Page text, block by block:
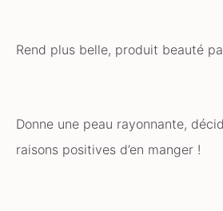
Rend plus belle, produit beauté
Donne une peau rayonnante,
raisons positives d’en manger !